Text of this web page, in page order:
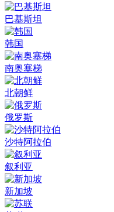
巴基斯坦
韩国
南奥塞梯
北朝鲜
俄罗斯
沙特阿拉伯
叙利亚
新加坡